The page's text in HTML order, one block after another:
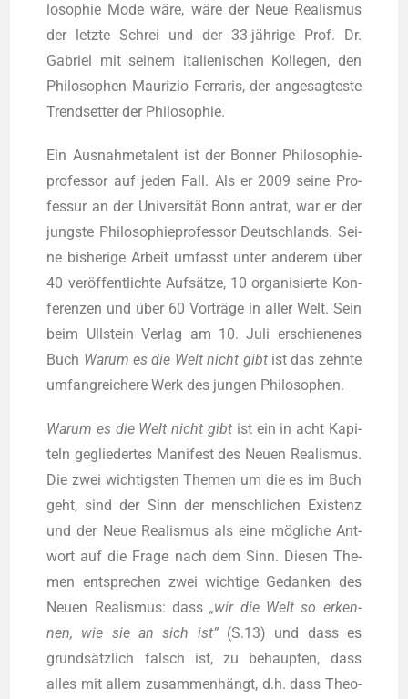
lo­so­phie Mode wäre, wäre der Neue Rea­lis­mus
der letz­te Schrei und der 33-jäh­ri­ge Prof. Dr.
Gabri­el mit sei­nem ita­lie­ni­schen Kol­le­gen, den
Phi­lo­so­phen Mau­ri­zio Fer­ra­ris, der ange­sag­tes­te
Trend­set­ter der Philosophie.
Ein Aus­nah­me­ta­lent ist der Bon­ner Phi­lo­so­phie­
pro­fes­sor auf jeden Fall. Als er 2009 sei­ne Pro­
fes­sur an der Uni­ver­si­tät Bonn antrat, war er der
jungste Phi­lo­so­phie­pro­fes­sor Deutsch­lands. Sei­
ne bis­he­ri­ge Arbeit umfasst unter ande­rem über
40 ver­öf­fent­lich­te Auf­sät­ze, 10 orga­ni­sier­te Kon­
fe­ren­zen und über 60 Vor­trä­ge in aller Welt. Sein
beim Ull­stein Ver­lag am 10. Juli erschie­ne­nes
Buch War­um es die Welt nicht gibtist das zehn­te
umfang­rei­che­re Werk des jun­gen Philosophen.
War­um es die Welt nicht gibt ist ein in acht Kapi­
teln geglie­der­tes Mani­fest des Neu­en Rea­lis­mus.
Die zwei wich­tigs­ten The­men um die es im Buch
geht, sind der Sinn der mensch­li­chen Exis­tenz
und der Neue Rea­lis­mus als eine mög­li­che Ant­
wort auf die Fra­ge nach dem Sinn. Die­sen The­
men ent­spre­chen zwei wich­ti­ge Gedan­ken des
Neu­en Rea­lis­mus: dass„wir die Welt so erken­
nen, wie sie an sich ist”(S.13) und dass es
grund­sätz­lich falsch ist, zu behaup­ten, dass
alles mit allem zusam­men­hängt, d.h. dass Theo­